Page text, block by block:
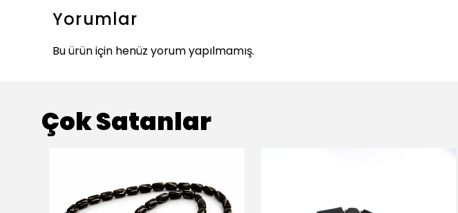
Yorumlar
Bu ürün için henüz yorum yapılmamış.
Çok Satanlar